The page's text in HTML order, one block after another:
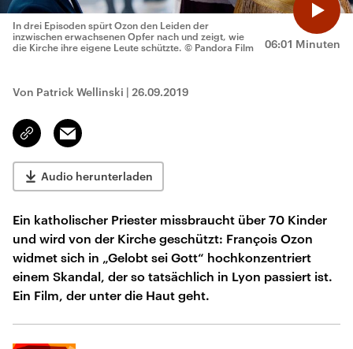
06:01 Minuten
In drei Episoden spürt Ozon den Leiden der
inzwischen erwachsenen Opfer nach und zeigt, wie
die Kirche ihre eigene Leute schützte. © Pandora Film
Von Patrick Wellinski | 26.09.2019
Link
kopieren/teilen
Email
Audio herunterladen
Ein katholischer Priester missbraucht über 70 Kinder
und wird von der Kirche geschützt: François Ozon
widmet sich in „Gelobt sei Gott“ hochkonzentriert
einem Skandal, der so tatsächlich in Lyon passiert ist.
Ein Film, der unter die Haut geht.